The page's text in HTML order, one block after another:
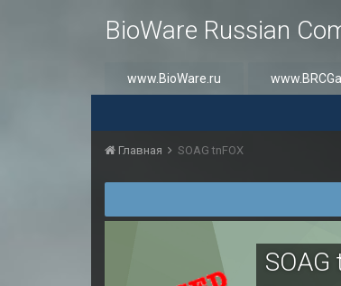
BioWare Russian
www.BioWare.ru
Главная SOAG tnFOX
SOAG